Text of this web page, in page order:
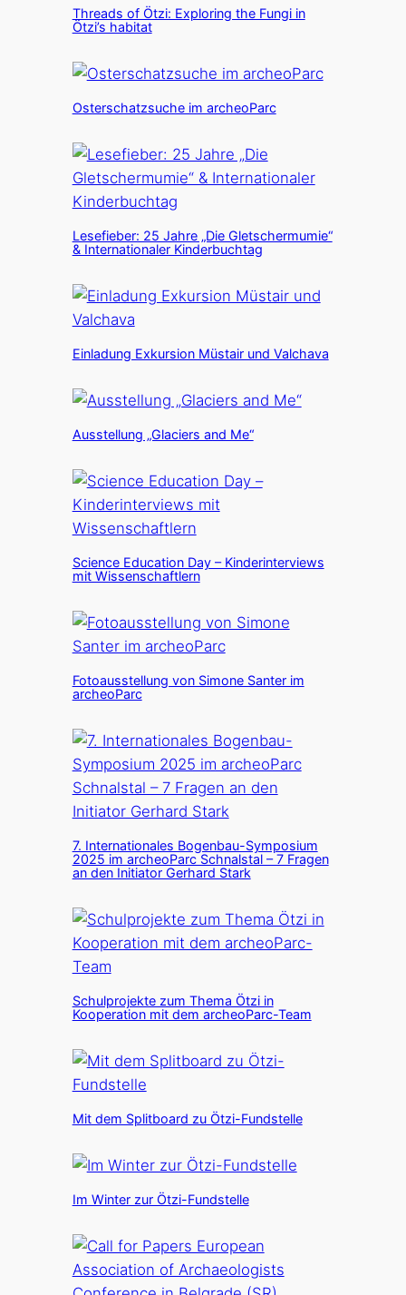
Threads of Ötzi: Exploring the Fungi in
Ötzi’s habitat
Osterschatzsuche im archeoParc
Lesefieber: 25 Jahre „Die Gletschermumie“
& Internationaler Kinderbuchtag
Einladung Exkursion Müstair und Valchava
Ausstellung „Glaciers and Me“
Science Education Day – Kinderinterviews
mit Wissenschaftlern
Fotoausstellung von Simone Santer im
archeoParc
7. Internationales Bogenbau-Symposium
2025 im archeoParc Schnalstal – 7 Fragen
an den Initiator Gerhard Stark
Schulprojekte zum Thema Ötzi in
Kooperation mit dem archeoParc-Team
Mit dem Splitboard zu Ötzi-Fundstelle
Im Winter zur Ötzi-Fundstelle